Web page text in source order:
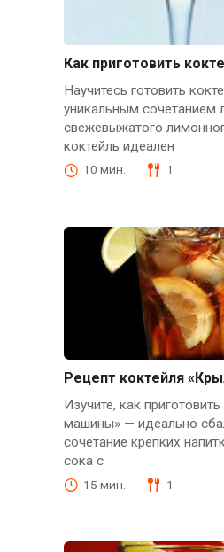
Как приготовить
Научитесь готовить
уникальным сочетанием
свежевыжатого
коктейль идеален
10 мин. 1
Рецепт коктейля
Изучите, как
машины» — идеально
сочетание крепких
сока с
15 мин. 1